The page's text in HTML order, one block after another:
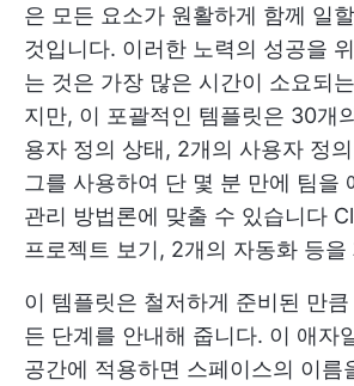
은 모든 요소가 원활하게 함께 일
것입니다. 이러한 노력의 성공을
는 것은 가장 많은 시간이 소요되
지만, 이 포괄적인 템플릿은 30개
용자 정의 상태, 2개의 사용자 정
그를 사용하여 단 몇 분 만에 팀을
관리 방법론에 맞출 수 있습니다
프로젝트 보기, 2개의 자동화 등
이 템플릿은 철저하게 준비된 만
든 단계를 안내해 줍니다. 이 애자
공간에 적용하면 스페이스의 이름